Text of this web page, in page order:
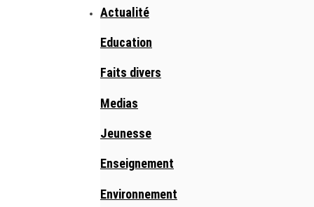
Actualité
Education
Faits divers
Medias
Jeunesse
Enseignement
Environnement